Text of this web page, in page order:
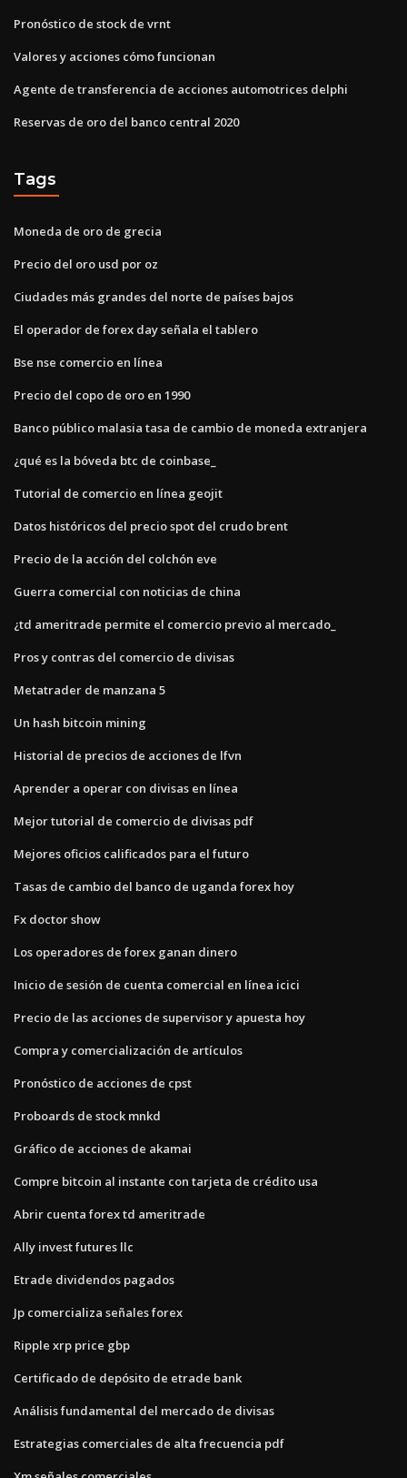
Pronóstico de stock de vrnt
Valores y acciones cómo funcionan
Agente de transferencia de acciones automotrices delphi
Reservas de oro del banco central 2020
Tags
Moneda de oro de grecia
Precio del oro usd por oz
Ciudades más grandes del norte de países bajos
El operador de forex day señala el tablero
Bse nse comercio en línea
Precio del copo de oro en 1990
Banco público malasia tasa de cambio de moneda extranjera
¿qué es la bóveda btc de coinbase_
Tutorial de comercio en línea geojit
Datos históricos del precio spot del crudo brent
Precio de la acción del colchón eve
Guerra comercial con noticias de china
¿td ameritrade permite el comercio previo al mercado_
Pros y contras del comercio de divisas
Metatrader de manzana 5
Un hash bitcoin mining
Historial de precios de acciones de lfvn
Aprender a operar con divisas en línea
Mejor tutorial de comercio de divisas pdf
Mejores oficios calificados para el futuro
Tasas de cambio del banco de uganda forex hoy
Fx doctor show
Los operadores de forex ganan dinero
Inicio de sesión de cuenta comercial en línea icici
Precio de las acciones de supervisor y apuesta hoy
Compra y comercialización de artículos
Pronóstico de acciones de cpst
Proboards de stock mnkd
Gráfico de acciones de akamai
Compre bitcoin al instante con tarjeta de crédito usa
Abrir cuenta forex td ameritrade
Ally invest futures llc
Etrade dividendos pagados
Jp comercializa señales forex
Ripple xrp price gbp
Certificado de depósito de etrade bank
Análisis fundamental del mercado de divisas
Estrategias comerciales de alta frecuencia pdf